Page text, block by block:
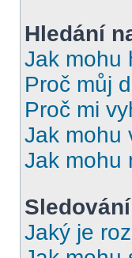
Hledání
Jak mohu
Proč můj
Proč mi
Jak mohu
Jak mohu
Jaký je